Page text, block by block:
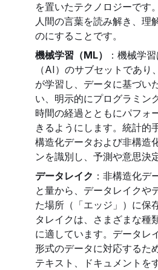
を置いたテクノロジーです
人間の言葉を読み解き、理
のにすることです。
機械学習（ML）
：機械学
（AI）のサブセットであり
が学習し、データに基づい
い、明示的にプログラミン
時間の経過とともにパフォ
きるようにします。統計的
構造化データおよび非構造
ンを識別し、予測や意思決
データレイク ：非構造化デ
と量から、データレイクや
た場所（「エッジ」）に保
タレイクは、さまざまな種
に適しています。データレ
形式のデータに対応するた
テキスト、ドキュメントを